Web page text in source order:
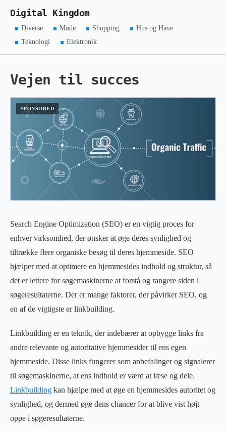
Digital Kingdom
Diverse Mode Shopping
Hus og Have
Teknologi
Elektronik
Vejen til succes
Search Engine Optimization (SEO) er en vigtig proces for
enhver virksomhed, der ønsker at øge deres synlighed og
tiltrække flere organiske besøg til deres hjemmeside. SEO
hjælper med at optimere en hjemmesides indhold og struktur, så
det er lettere for søgemaskinerne at forstå og rangere siden i
søgeresultaterne. Der er mange faktorer, der påvirker SEO, og
en af de vigtigste er linkbuilding.
Linkbuilding er en teknik, der indebærer at opbygge links fra
andre relevante og autoritative hjemmesider til ens egen
hjemmeside. Disse links fungerer som anbefalinger og signalerer
til søgemaskinerne, at ens indhold er værd at læse og dele.
Linkbuilding kan hjælpe med at øge en hjemmesides autoritet og
synlighed, og dermed øge dens chancer for at blive vist højt
oppe i søgeresultaterne.